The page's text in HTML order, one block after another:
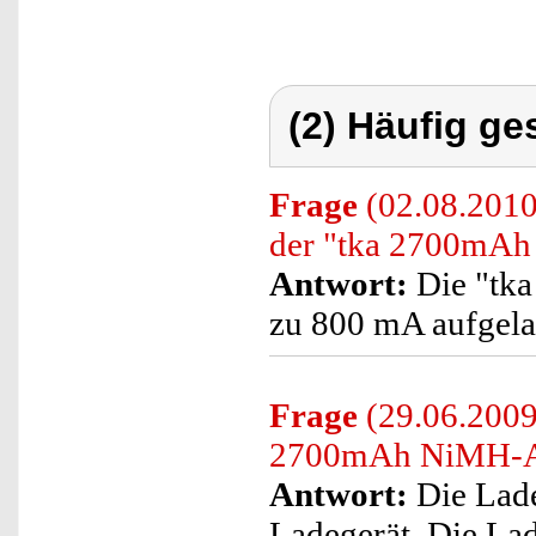
(2) Häufig
Frage
der "tka
Antwort: Die
zu 800 mA
Frage
2700mAh NiMH-
Antwort: Die